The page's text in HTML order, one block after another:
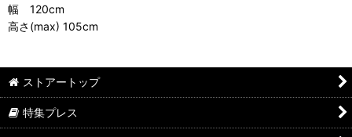
幅 120cm
高さ(max) 105cm
ストアートップ
特集プレス